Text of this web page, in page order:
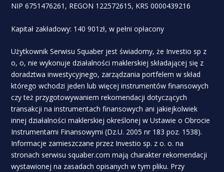
NIP 6751476261, REGON 122572615, KRS 0000439216
Kapitał zakładowy: 140 901zł, w pełni opłacony
Użytkownik Serwisu Squaber jest świadomy, że Investio sp z
o, o, nie wykonuje działalności maklerskiej składającej się z
doradztwa inwestycyjnego, zarządzania portfelem w skład
którego wchodzi jeden lub więcej instrumentów finansowych
czy też przygotowywaniem rekomendacji dotyczących
transakcji na instrumentach finansowych ani jakiejkolwiek
innej działalności maklerskiej określonej w Ustawie o Obrocie
Instrumentami Finansowymi (Dz.U. 2005 nr 183 poz. 1538).
Informacje zamieszczane przez Investio sp. z o. o. na
stronach serwisu squaber.com mają charakter rekomendacji
wystawionej na zasadach opisanych w tym pliku. Przy